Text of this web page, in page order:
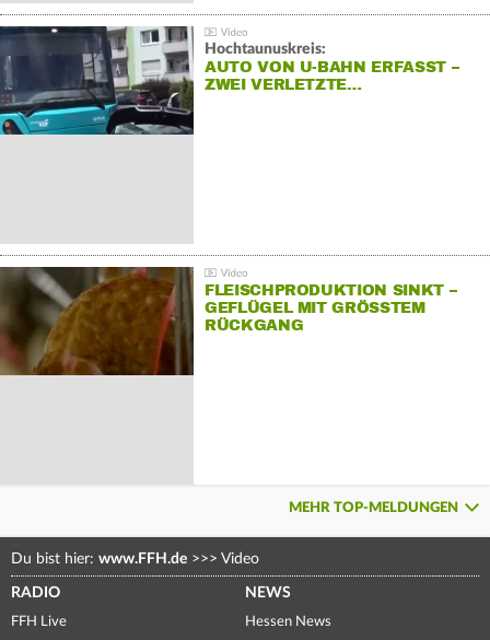
Hochtaunuskreis:
AUTO VON U-BAHN ERFASST –
ZWEI VERLETZTE…
FLEISCHPRODUKTION SINKT –
GEFLÜGEL MIT GRÖSSTEM R
ÜCKGANG
MEHR TOP-MELDUNGEN
Du bist hier: www.FFH.de >>> Video
RADIO
FFH Live
NEWS
Hessen News